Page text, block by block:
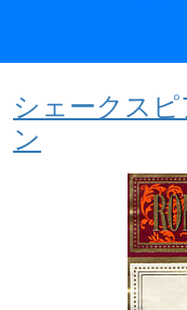
シェークスピ
ン